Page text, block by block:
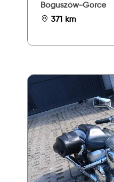
Boguszów-Gorce
371 km